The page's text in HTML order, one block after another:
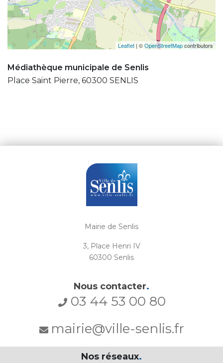
Leaflet | ©OpenStreetMapcontributors
Médiathèque municipale de Senlis
Place Saint Pierre, 60300 SENLIS
Mairie de Senlis
3, Place Henri IV
60300 Senlis
Nous contacter.
03 44 53 00 80
mairie@ville-senlis.fr
Nos réseaux.